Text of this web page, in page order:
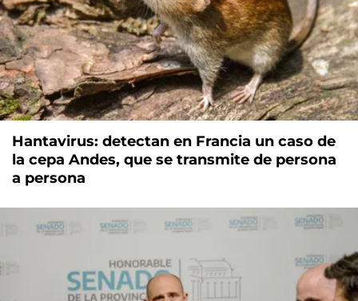
Hantavirus: detectan en Francia un caso de
la cepa Andes, que se transmite de persona
a persona